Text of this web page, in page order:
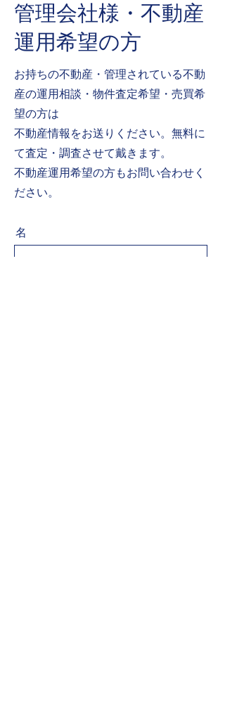
管理会社様・不動産
運用希望の方
お持ちの不動産・管理されている不動
産の運用相談・物件査定希望・売買希
望の方は
不動産情報をお送りください。 無料に
て査定・調査させて戴きます。
​不動産運用希望の方もお問い合わせく
ださい。
名